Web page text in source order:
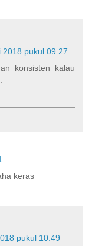
2018 pukul 09.27
konsisten kalau
keras
pukul 10.49